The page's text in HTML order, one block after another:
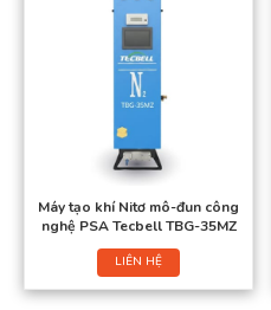
Máy tạo khí Nitơ mô-đun công
nghệ PSA Tecbell TBG-35MZ
LIÊN HỆ